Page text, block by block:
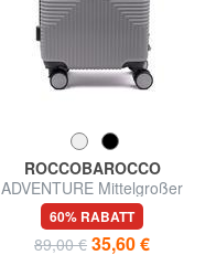
ROCCOBAROCCO
ADVENTURE Mittelgroßer
Trolley
60% RABATT
89,00 € 35,60 €